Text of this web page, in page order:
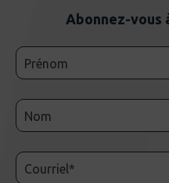
Abonnez-